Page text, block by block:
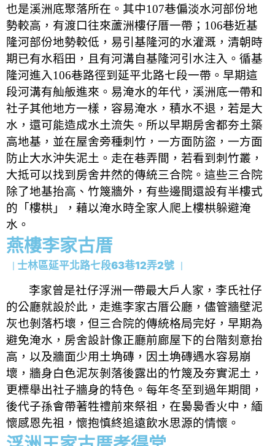
也是溪洲底聚落所在。其中107巷偏淡水河部份地
勢較高，有渡口往來蘆洲樓仔厝一帶； 106巷近基
隆河部份地勢較低，易引基隆河的水灌溉，清朝時
期已有水稻田，且有河溝自基隆河引水注入。循基
隆河進入106巷路徑到延平北路七段一帶。早期這
段河溝有舢舨進來。易淹水的年代，溪洲底一帶和
社子其他地方一樣，容易淹水，積水不退，若是大
水，還可能造成水土流失。所以早期房舍都夯土築
高地基，並在屋舍旁種刺竹，一方面防盜，一方面
防止大水沖失泥土。走在巷弄間，若看到刺竹叢，
大抵可以找到房舍井然的傳統三合院。這些三合院
除了地基抬高、竹篾牆外，有些邊間還設有半樓式
的「樓栱」，藉以淹水時全家人爬上樓栱躲避淹
水。
燕樓李家古厝
士林區延平北路七段63巷12弄2號
李家曾是社仔浮洲一帶最大戶人家，李氏社仔
的公廳就設於此，走進李家古厝公廳，儘管牆壁泥
灰也剝落朽壞，但三合院的傳統格局完好，早期為
避免淹水，房舍設計像正廳前廊屋下的台階刻意抬
高，以及牆面少用土埆磚，因土埆磚遇水容易崩
壞，牆身白色泥灰剝落後露出的竹篾及夯實泥土，
更標舉出社子牆身的特色。每年冬至到過年期間，
後代子孫會帶著牲禮前來祭祖，在裊裊香火中，緬
懷感恩先祖，懷抱慎終追遠飲水思源的情懷。